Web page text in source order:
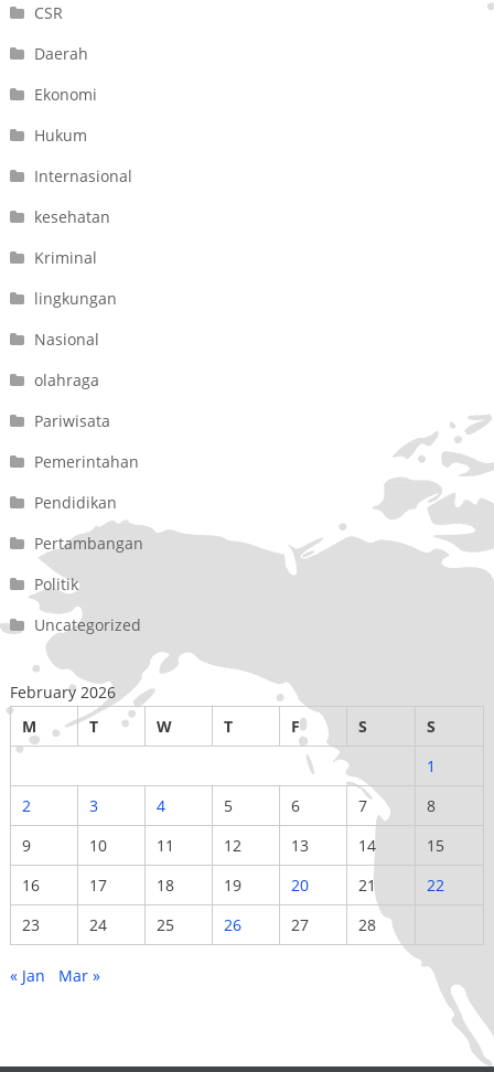
CSR
Daerah
Ekonomi
Hukum
Internasional
kesehatan
Kriminal
lingkungan
Nasional
olahraga
Pariwisata
Pemerintahan
Pendidikan
Pertambangan
Politik
Uncategorized
February 2026
M
T W T F S
S
1
2
3 4 5 6 7
8
9
10 11 12 13 14
15
16
17 18 19 20 21
22
23
24 25 26 27 28
« Jan Mar »